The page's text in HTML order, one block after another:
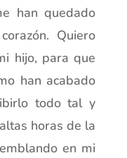
han quedado
Quiero
hijo, para que
han acabado
todo tal y
horas de la
en mi